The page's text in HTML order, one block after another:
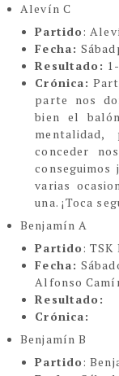
Alevín C
Partido:
Fecha:
Resultado:
Crónica:
parte nos
bien el
conceder
conseguimos
varias
una. ¡Toca
Benjamín A
Partido: TSK
Fecha:
Alfonso
Resultado:
Crónica:
Benjamín B
Partido: